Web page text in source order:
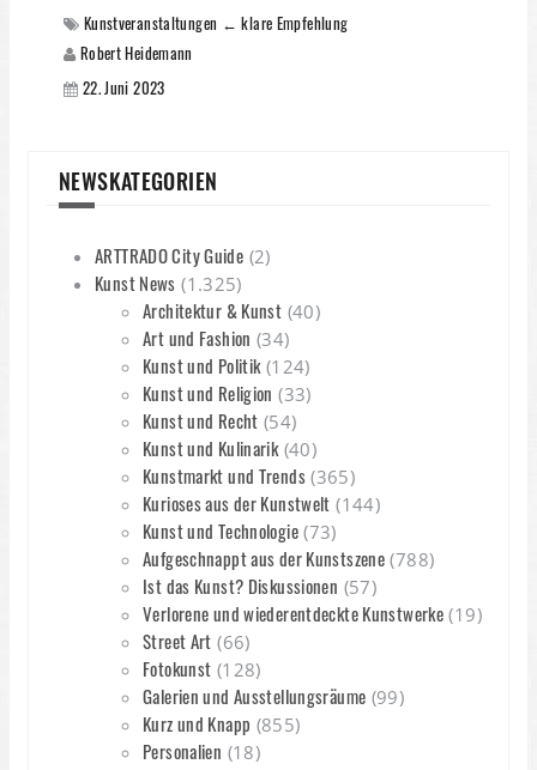
Kunstveranstaltungen ← klare Empfehlung
Robert Heidemann
22. Juni 2023
NEWSKATEGORIEN
ARTTRADO City Guide (2)
Kunst News (1.325)
Architektur & Kunst (40)
Art und Fashion (34)
Kunst und Politik(124)
Kunst und Religion (33)
Kunst und Recht (54)
Kunst und Kulinarik(40)
Kunstmarkt und Trends(365)
Kurioses aus der Kunstwelt (144)
Kunst und Technologie(73)
Aufgeschnappt aus der Kunstszene (788)
Ist das Kunst? Diskussionen (57)
Verlorene und wiederentdeckte Kunstwerke (19)
Street Art (66)
Fotokunst (128)
Galerien und Ausstellungsräume (99)
Kurz und Knapp (855)
Personalien (18)